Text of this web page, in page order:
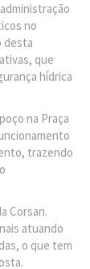
no
desta
que
hídrica
na Praça
trazendo
Corsan.
atuando
o que tem